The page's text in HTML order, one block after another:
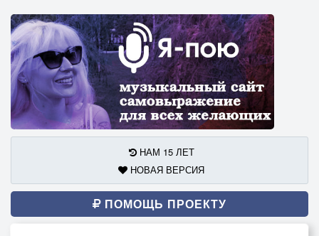
НАМ 15 ЛЕТ
НОВАЯ ВЕРСИЯ
ПОМОЩЬ ПРОЕКТУ